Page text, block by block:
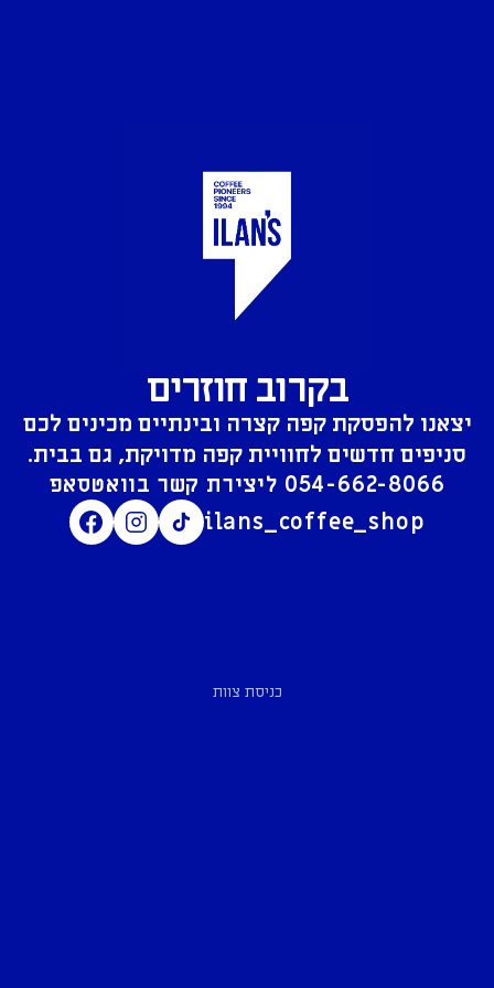
בקרוב חוזרים
יצאנו להפסקת קפה קצרה ובינתיים מכינים לכם
סניפים חדשים לחוויית קפה מדויקת, גם בבית.
054-662-8066
ilans_coffee_shop
כניסת צוות